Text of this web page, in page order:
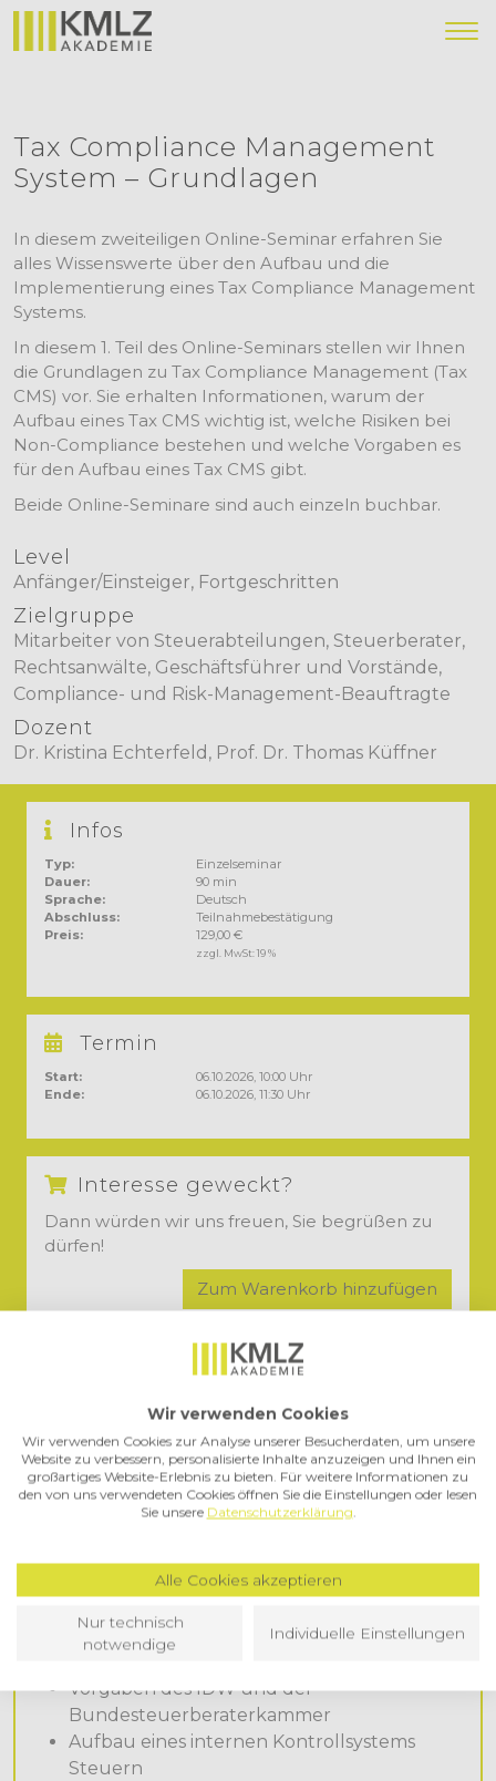
Tax Compliance Management
System – Grundlagen
In diesem zweiteiligen Online-Seminar erfahren Sie
alles Wissenswerte über den Aufbau und die
Implementierung eines Tax Compliance Management
Systems.
In diesem 1. Teil des Online-Seminars stellen wir Ihnen
die Grundlagen zu Tax Compliance Management (Tax
CMS) vor. Sie erhalten Informationen, warum der
Aufbau eines Tax CMS wichtig ist, welche Risiken bei
Non-Compliance bestehen und welche Vorgaben es
für den Aufbau eines Tax CMS gibt.
Beide Online-Seminare sind auch einzeln buchbar.
Level
Anfänger/Einsteiger, Fortgeschritten
Zielgruppe
Mitarbeiter von Steuerabteilungen, Steuerberater,
Rechtsanwälte, Geschäftsführer und Vorstände,
Compliance- und Risk-Management-Beauftragte
Dozent
Dr. Kristina Echterfeld, Prof. Dr. Thomas Küffner
Infos
Typ:
Einzelseminar
Dauer:
90 min
Sprache:
Deutsch
Abschluss:
Teilnahmebestätigung
Preis:
129,00 €
zzgl. MwSt:19 %
Termin
Start:
06.10.2026, 10:00 Uhr
Ende:
06.10.2026, 11:30 Uhr
Interesse geweckt?
Dann würden wir uns freuen, Sie begrüßen zu
dürfen!
Zum Warenkorb hinzufügen
Grundlagen
Tax Compliance Management System –
Agenda
Risiken bei Non-Compliance
Vorgaben des IDW und der
Bundesteuerberaterkammer
Aufbau eines internen Kontrollsystems
Steuern
Wir verwenden Cookies
Wir verwenden Cookies zur Analyse unserer Besucherdaten, um unsere
Website zu verbessern, personalisierte Inhalte anzuzeigen und Ihnen ein
großartiges Website-Erlebnis zu bieten. Für weitere Informationen zu
den von uns verwendeten Cookies öffnen Sie die Einstellungen oder lesen
Sie unsere Datenschutzerklärung.
Alle Cookies akzeptieren
Nur technisch
notwendige
Individuelle Einstellungen